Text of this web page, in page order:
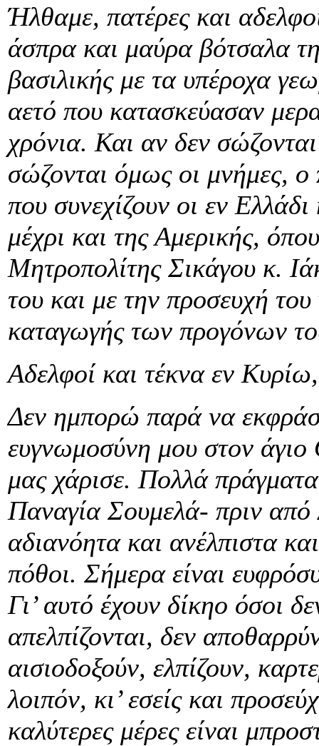
Ήλθαμε, πατέρες και
άσπρα και μαύρα βότσαλα
βασιλικής με τα υπέροχα
αετό που κατασκεύασαν
χρόνια. Και αν δεν
σώζονται όμως οι μνήμες, ο
που συνεχίζουν οι εν
μέχρι και της Αμερικής,
Μητροπολίτης Σικάγου κ.
του και με την προσευχή
καταγωγής των προγόνων
Αδελφοί και τέκνα εν Κυρίω,
Δεν ημπορώ παρά να
ευγνωμοσύνη μου στον
μας χάρισε. Πολλά
Παναγία Σουμελά- πριν από
αδιανόητα και ανέλπιστα
πόθοι. Σήμερα είναι
Γι’ αυτό έχουν δίκηο όσοι
απελπίζονται, δεν
αισιοδοξούν, ελπίζουν,
λοιπόν, κι’ εσείς και
καλύτερες μέρες είναι